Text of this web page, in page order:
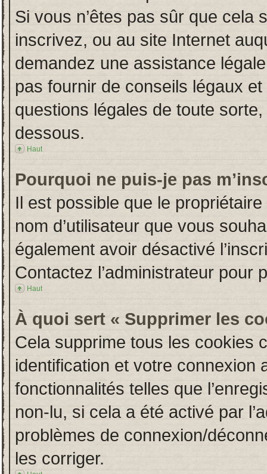
Si vous n’êtes pas sûr que cela
inscrivez, ou au site Internet
demandez une assistance
pas fournir de conseils légaux
questions légales de toute
dessous.
Haut
Pourquoi ne puis-je pas
Il est possible que le
nom d’utilisateur que vous
également avoir désactivé
Contactez l’administrateur pour
Haut
À quoi sert « Supprimer les
Cela supprime tous les cookies
identification et votre connexion
fonctionnalités telles que
non-lu, si cela a été activé par
problèmes de connexion/
les corriger.